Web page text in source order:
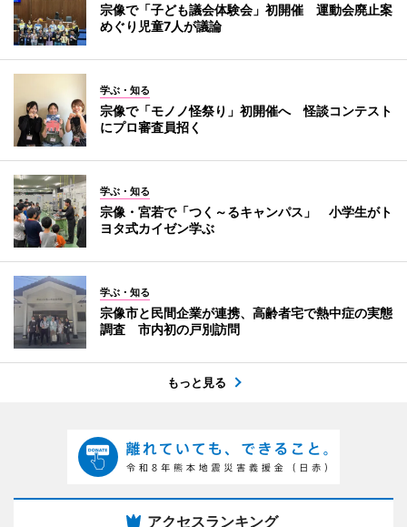
宗像で「子ども議会体験会」初開催 運動会廃止案
めぐり児童7人が議論
学ぶ・知る
宗像で「モノノ怪祭り」初開催へ 怪談コンテスト
にプロ審査員招く
学ぶ・知る
宗像・宮若で「つく～るキャンパス」 小学生がト
ヨタ式カイゼン学ぶ
学ぶ・知る
宗像市と民間企業が連携、高齢者宅で熱中症の実態
調査 市内初の戸別訪問
もっと見る
アクセスランキング